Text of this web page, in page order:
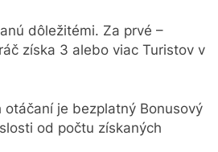
dôležitémi. Za prvé –
získa 3 alebo viac Turistov v
je bezplatný Bonusový
od počtu získaných